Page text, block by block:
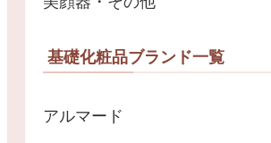
基礎化粧品ブランド一覧
アルマード